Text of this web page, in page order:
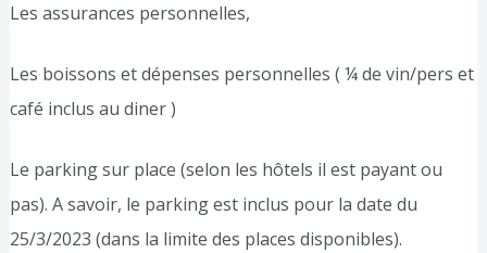
Les assurances personnelles,
Les boissons et dépenses personnelles ( ¼ de vin/pers et
café inclus au diner )
Le parking sur place (selon les hôtels il est payant ou
pas). A savoir, le parking est inclus pour la date du
25/3/2023 (dans la limite des places disponibles).